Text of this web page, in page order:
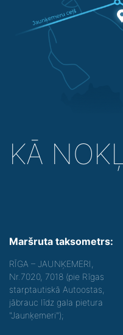
KĀ
Maršruta taksometrs:
RĪGA – JAUNĶEMERI,
Nr.7020, 7018 (pie Rīgas
starptautiskā Autoostas,
jābrauc līdz gala pietura
"Jaunķemeri");